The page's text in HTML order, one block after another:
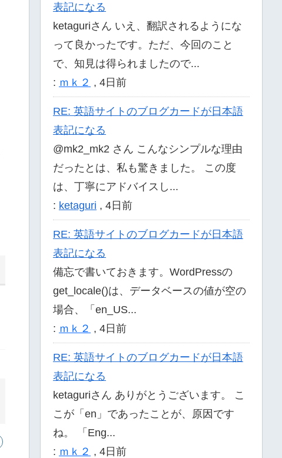
表記になる
ketaguriさん いえ、翻訳されるようにな
って良かったです。ただ、今回のこと
で、知見は得られましたので...
: ｍｋ２ , 4日前
RE: 英語サイトのブログカードが日本語
表記になる
@mk2_mk2 さん こんなシンプルな理由
だったとは、私も驚きました。 この度
は、丁寧にアドバイスし...
: ketaguri , 4日前
RE: 英語サイトのブログカードが日本語
表記になる
備忘で書いておきます。WordPressの
get_locale()は、データベースの値が空の
場合、「en_US...
: ｍｋ２ , 4日前
RE: 英語サイトのブログカードが日本語
表記になる
ketaguriさん ありがとうございます。 こ
こが「en」であったことが、原因です
ね。 「Eng...
: ｍｋ２ , 4日前